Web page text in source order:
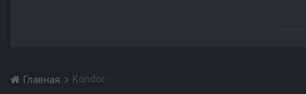
Главная Kondor